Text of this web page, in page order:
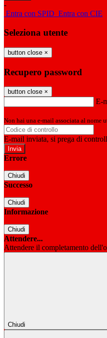
-
Entra con SPID Entra con CIE
Seleziona utente
button close ×
Recupero password
button close ×
E-
Non hai una e-mail associata al nome
E-mail inviata, si prega di
Errore
Chiudi
Successo
Chiudi
Informazione
Chiudi
Attendere...
Attendere il completamento
Chiudi